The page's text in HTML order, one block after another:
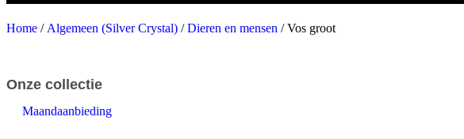
Home / Algemeen (Silver Crystal) /Dieren en mensen / Vos groot
Onze collectie
Maandaanbieding